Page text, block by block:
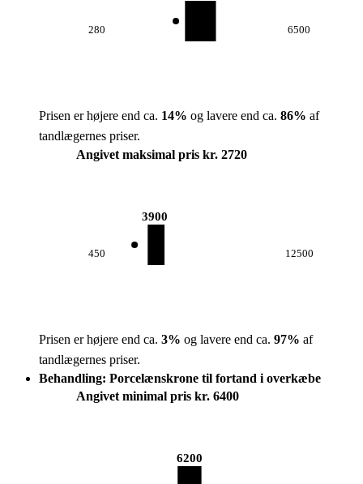
280 6500
Prisen er højere end ca. 14% og lavere end ca. 86% af
tandlægernes priser.
Angivet maksimal pris kr. 2720
450
3900
12500
Prisen er højere end ca. 3% og lavere end ca. 97% af
tandlægernes priser.
Behandling: Porcelænskrone til fortand i overkæbe
Angivet minimal pris kr. 6400
6200